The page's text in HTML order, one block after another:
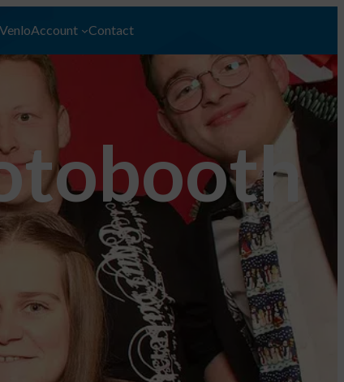
Account Contact